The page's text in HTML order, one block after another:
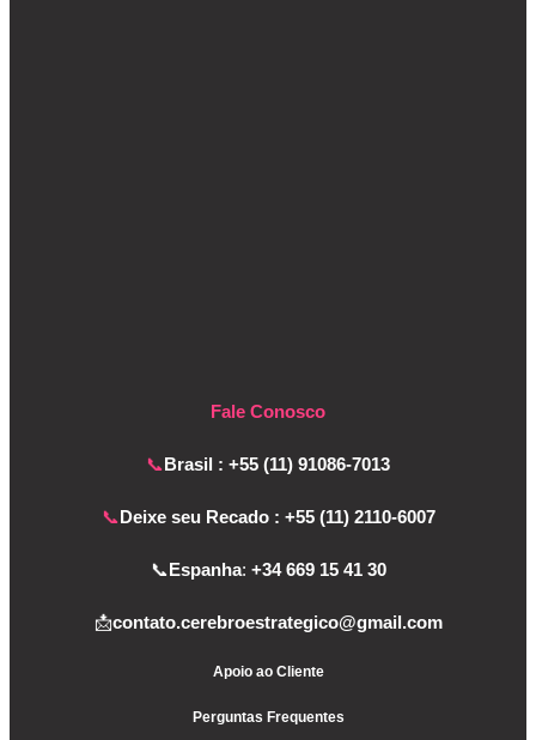
Fale Conosco
📞Brasil : +55 (11) 91086-7013
📞Deixe seu Recado : +55 (11) 2110-6007
📞Espanha: +34 669 15 41 30
📩contato.cerebroestrategico@gmail.com
Apoio ao Cliente
Perguntas Frequentes